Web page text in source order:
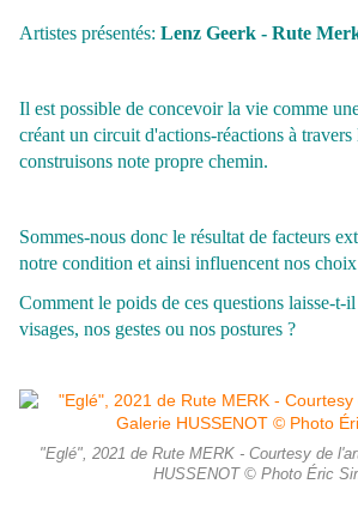
Artistes présentés: Lenz Geerk - Rute
Il est possible de concevoir la vie comme
créant un circuit d'actions-réactions à travers
construisons note propre chemin.
Sommes-nous donc le résultat de facteurs
notre condition et ainsi influencent nos
Comment le poids de ces questions laisse-t-
visages, nos gestes ou nos postures ?
"Eglé", 2021 de Rute MERK - Courtesy de
HUSSENOT © Photo Éric